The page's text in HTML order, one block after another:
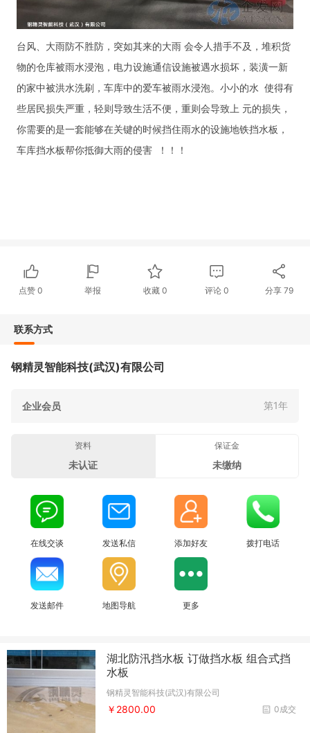
台风、 大雨防不胜防，突如其来的大雨 会令人措手不及，堆积货
物的仓库被雨水浸泡，电力设施通信设施被遇水损坏，装潢一新
的家中被洪水洗刷，车库中的爱车被雨水浸泡。小小的水 使得有
些居民损失严重 ，轻则导致生活不便，重则会导致上 元的损失，
你需要的是一套能够在关键的时候挡住雨水的设施地铁挡水板，
车库挡水板帮你抵御大雨的侵害 ！！！
点赞0 举报 收藏 0 评论0 分享 79
联系方式
钢精灵智能科技(武汉)有限公司
企业会员 第1年
资料
未认证
保证金
未缴纳
在线交谈 发送私信 添加好友 拨打电话
发送邮件 地图导航 更多
湖北防汛挡水板 订做挡水板 组合式挡
水板
钢精灵智能科技(武汉)有限公司
0成交
￥2800.00